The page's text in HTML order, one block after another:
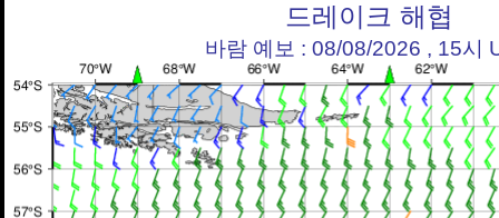
드레이크 해협
바람 예보 : 08/08/2026 , 15시